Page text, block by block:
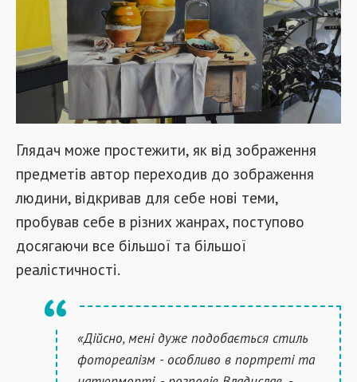
Глядач може простежити, як від зображення
предметів автор переходив до зображення
людини, відкривав для себе нові теми,
пробував себе в різних жанрах, поступово
досягаючи все більшої та більшої
реалістичності.
«Дійсно, мені дуже подобається стиль
фотореалізм - особливо в портреті та